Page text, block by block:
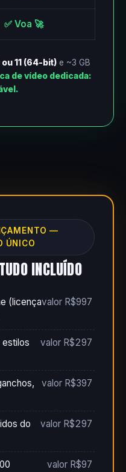
✅ Voa 🚀
11 (64-bit) e ~3 GB
de vídeo dedicada:
—
ÚNICO
INCLUÍDO
(licençavalor R$997
estilos
valor R$297
valor R$397
do
valor R$297
valor R$97